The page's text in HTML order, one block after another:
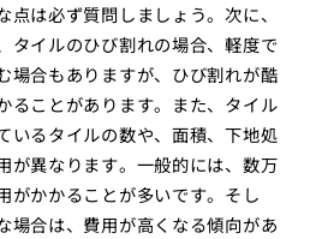
は必ず質問しましょう。次に、
タイルのひび割れの場合、軽度で
場合もありますが、ひび割れが酷
ることがあります。また、タイル
いるタイルの数や、面積、下地処
が異なります。一般的には、数万
がかかることが多いです。そし
場合は、費用が高くなる傾向があ